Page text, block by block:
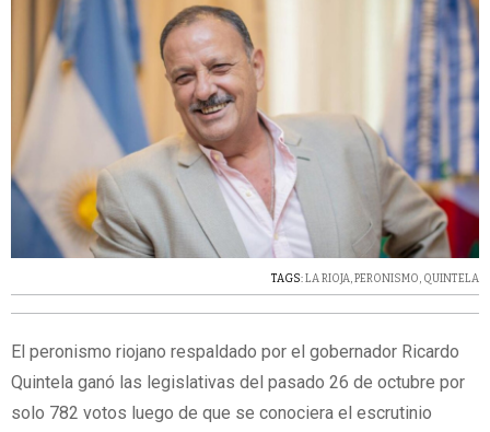
TAGS:LA RIOJA,PERONISMO, QUINTELA
El peronismo riojano respaldado por el gobernador Ricardo
Quintela ganó las legislativas del pasado 26 de octubre por
solo 782 votos luego de que se conociera el escrutinio